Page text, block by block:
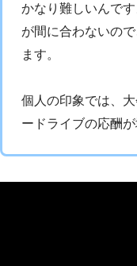
かなり難しいんで
が間に合わないの
ます。
個人の印象では、
ードライブの応酬が